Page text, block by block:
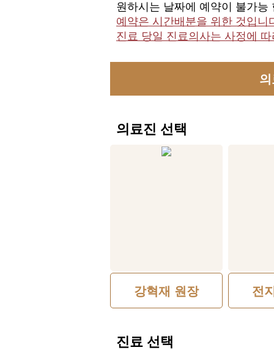
원하시는 날짜에 예약이 불가
예약은 시간배분을 위한 것입
진료 당일 진료의사는 사정에
의료진 선택
강혁재 원장 전
진료 선택